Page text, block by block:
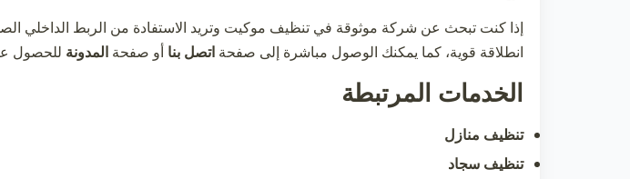
إذا كنت تبحث عن شركة موثوقة في تنظيف موكيت وتريد الاستفادة من الربط
انطلاقة قوية، كما يمكنك الوصول مباشرة إلى صفحة اتصل بنا أو صفحة المدونة للحصول
الخدمات المرتبطة
تنظيف منازل
تنظيف سجاد